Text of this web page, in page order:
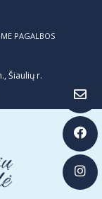
PAGALBOS
Šiaulių r.